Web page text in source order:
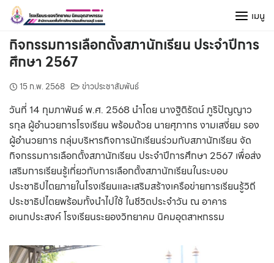
Skip
content
เมนู
กิจกรรมการเลือกตั้งสภานักเรียน ประจำปีการ
ศึกษา 2567
15 ก.พ. 2568 ข่าวประชาสัมพันธ์
วันที่ 14 กุมภาพันธ์ พ.ศ. 2568 นำโดย นางฐิติรัตน์ ภูริปัญญาว
รกุล ผู้อำนวยการโรงเรียน พร้อมด้วย นายศุภากร งามเสงี่ยม รอง
ผู้อำนวยการ กลุ่มบริหารกิจการนักเรียนร่วมกับสภานักเรียน จัด
กิจกรรมการเลือกตั้งสภานักเรียน ประจำปีการศึกษา 2567 เพื่อส่ง
เสริมการเรียนรู้เกี่ยวกับการเลือกตั้งสภานักเรียนในระบอบ
ประชาธิปไตยภายในโรงเรียนและเสริมสร้างเครือข่ายการเรียนรู้วิถี
ประชาธิปไตยพร้อมทั้งนำไปใช้ ในชีวิตประจำวัน ณ อาคาร
อเนกประสงค์ โรงเรียนระยองวิทยาคม นิคมอุตสาหกรรม